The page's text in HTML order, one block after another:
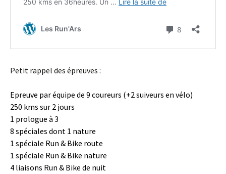
Petit rappel des épreuves :
Epreuve par équipe de 9 coureurs (+2 suiveurs en vélo)
250 kms sur 2 jours
1 prologue à 3
8 spéciales dont 1 nature
1 spéciale Run & Bike route
1 spéciale Run & Bike nature
4 liaisons Run & Bike de nuit